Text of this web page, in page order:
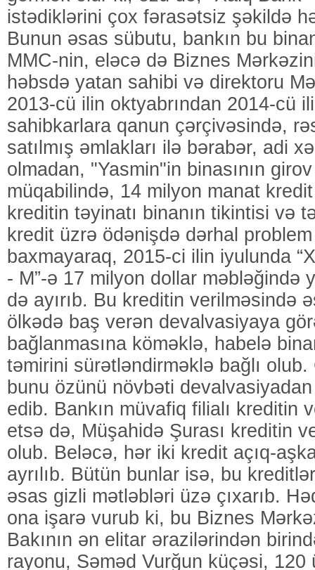
istədiklərini çox fərasətsiz şəkildə
Bunun əsas sübutu, bankın bu
MMC-nin, eləcə də Biznes
həbsdə yatan sahibi və direktoru
2013-cü ilin oktyabrından 2014-cü
sahibkarlara qanun çərçivəsində,
satılmış əmlakları ilə bərabər, adi
olmadan, "Yasmin"in binasının
müqabilində, 14 milyon manat
kreditin təyinatı binanın tikintisi və
kredit üzrə ödənişdə dərhal
baxmayaraq, 2015-ci ilin iyulunda
- M”-ə 17 milyon dollar məbləğində
də ayırıb. Bu kreditin verilməsində
ölkədə baş verən devalvasiyaya
bağlanmasına köməklə, habelə
təmirini sürətləndirməklə bağlı olub.
bunu özünü növbəti
edib. Bankın müvafiq filialı kreditin
etsə də, Müşahidə Şurası kreditin
olub. Beləcə, hər iki kredit açıq-
ayrılıb. Bütün bunlar isə, bu
əsas gizli mətləbləri üzə çıxarıb.
ona işarə vurub ki, bu Biznes
Bakının ən elitar ərazilərindən
rayonu, Səməd Vurğun küçəsi, 120